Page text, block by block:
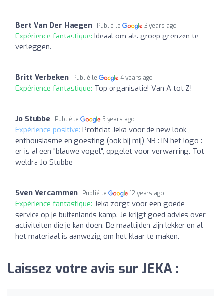
Bert Van Der Haegen Publié le 3 years ago
Expérience fantastique: Ideaal om als groep grenzen te
verleggen.
Britt Verbeken Publié le 4 years ago
Expérience fantastique: Top organisatie! Van A tot Z!
Jo Stubbe Publié le 5 years ago
Expérience positive: Proficiat Jeka voor de new look ,
enthousiasme en goesting (ook bij mij) NB : IN het logo :
er is al een "blauwe vogel", opgelet voor verwarring. Tot
weldra Jo Stubbe
Sven Vercammen Publié le 12 years ago
Expérience fantastique: Jeka zorgt voor een goede
service op je buitenlands kamp. Je krijgt goed advies over
activiteiten die je kan doen. De maaltijden zijn lekker en al
het materiaal is aanwezig om het klaar te maken.
Laissez votre avis sur JEKA :